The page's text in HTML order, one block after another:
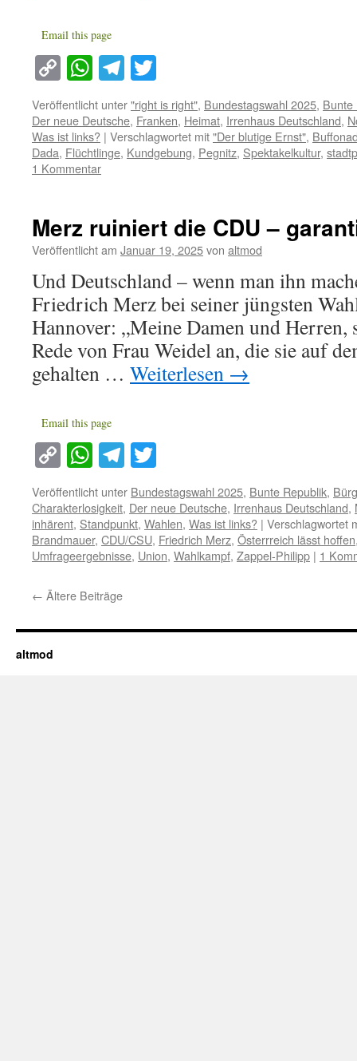
Email this page
Copy
Link
WhatsApp
Telegram
Veröffentlicht unter"right is right", Bundestagswahl 2025, Bunte
Der neue Deutsche, Franken, Heimat, Irrenhaus Deutschland,
Was ist links? | Verschlagwortet mit"Der blutige Ernst",
Dada, Flüchtlinge, Kundgebung, Pegnitz, Spektakelkultur,
1 Kommentar
Merz ruiniert die CDU –
Veröffentlicht am Januar 19, 2025von altmod
Und Deutschland – wenn man ihn
Friedrich Merz bei seiner jüngsten
Hannover: „Meine Damen und Herren,
Rede von Frau Weidel an, die sie auf
gehalten … Weiterlesen →
Email this page
Copy
Link
WhatsApp
Telegram
Veröffentlicht unter Bundestagswahl 2025, Bunte Republik,
Charakterlosigkeit, Der neue Deutsche, Irrenhaus Deutschland,
inhärent, Standpunkt, Wahlen, Was ist links? | Verschlagwortet
Brandmauer, CDU/CSU, Friedrich Merz, Österrreich lässt hoffen
Umfrageergebnisse, Union, Wahlkampf, Zappel-Philipp | 1
← Ältere Beiträge
altmod